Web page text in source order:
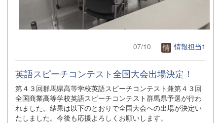
07/10 情報担当1
英語スピーチコンテスト全国大会出場決定！
第４３回群馬県高等学校英語スピーチコンテスト兼第４３回
全国商業高等学校英語スピーチコンテスト群馬県予選が行わ
れました。結果は以下のとおりで全国大会への出場が決定い
たしました。今後も応援よろしくお願いします。